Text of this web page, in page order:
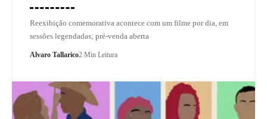
Reexibição comemorativa acontece com um filme por dia, em
sessões legendadas; pré-venda aberta
Alvaro Tallarico2 Min Leitura